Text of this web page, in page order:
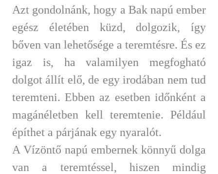
Azt gondolnánk, hogy a Bak napú ember
egész életében küzd, dolgozik, így
bőven van lehetősége a teremtésre. És ez
igaz is, ha valamilyen megfogható
dolgot állít elő, de egy irodában nem tud
teremteni. Ebben az esetben időnként a
magánéletben kell teremtenie. Például
építhet a párjának egy nyaralót.
A Vízöntő napú embernek könnyű dolga
van a teremtéssel, hiszen mindig